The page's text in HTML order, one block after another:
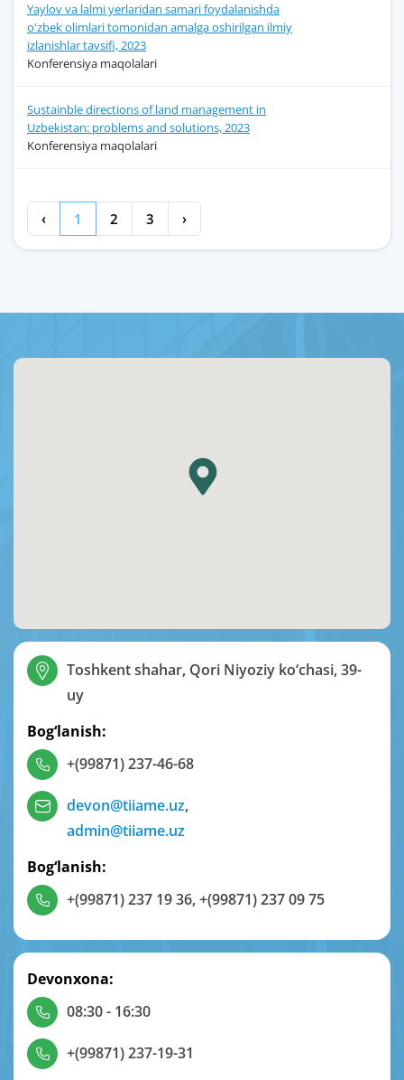
Yaylov va lalmi yerlaridan samari foydalanishda
o'zbek olimlari tomonidan amalga oshirilgan ilmiy
izlanishlar tavsifi, 2023
Konferensiya maqolalari
Sustainble directions of land management in
Uzbekistan: problems and solutions, 2023
Konferensiya maqolalari
‹ 1 2 3 ›
Toshkent shahar, Qori Niyoziy ko‘chasi, 39-
uy
Bog‘lanish:
+(99871) 237-46-68
devon@tiiame.uz,
admin@tiiame.uz
Bog‘lanish:
+(99871) 237 19 36,+(99871) 237 09 75
Devonxona:
08:30 - 16:30
+(99871) 237-19-31